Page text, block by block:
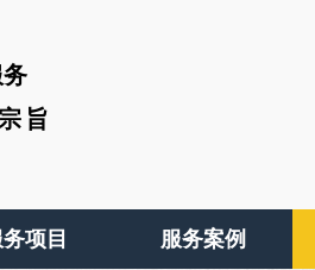
旨
项目 服务案例